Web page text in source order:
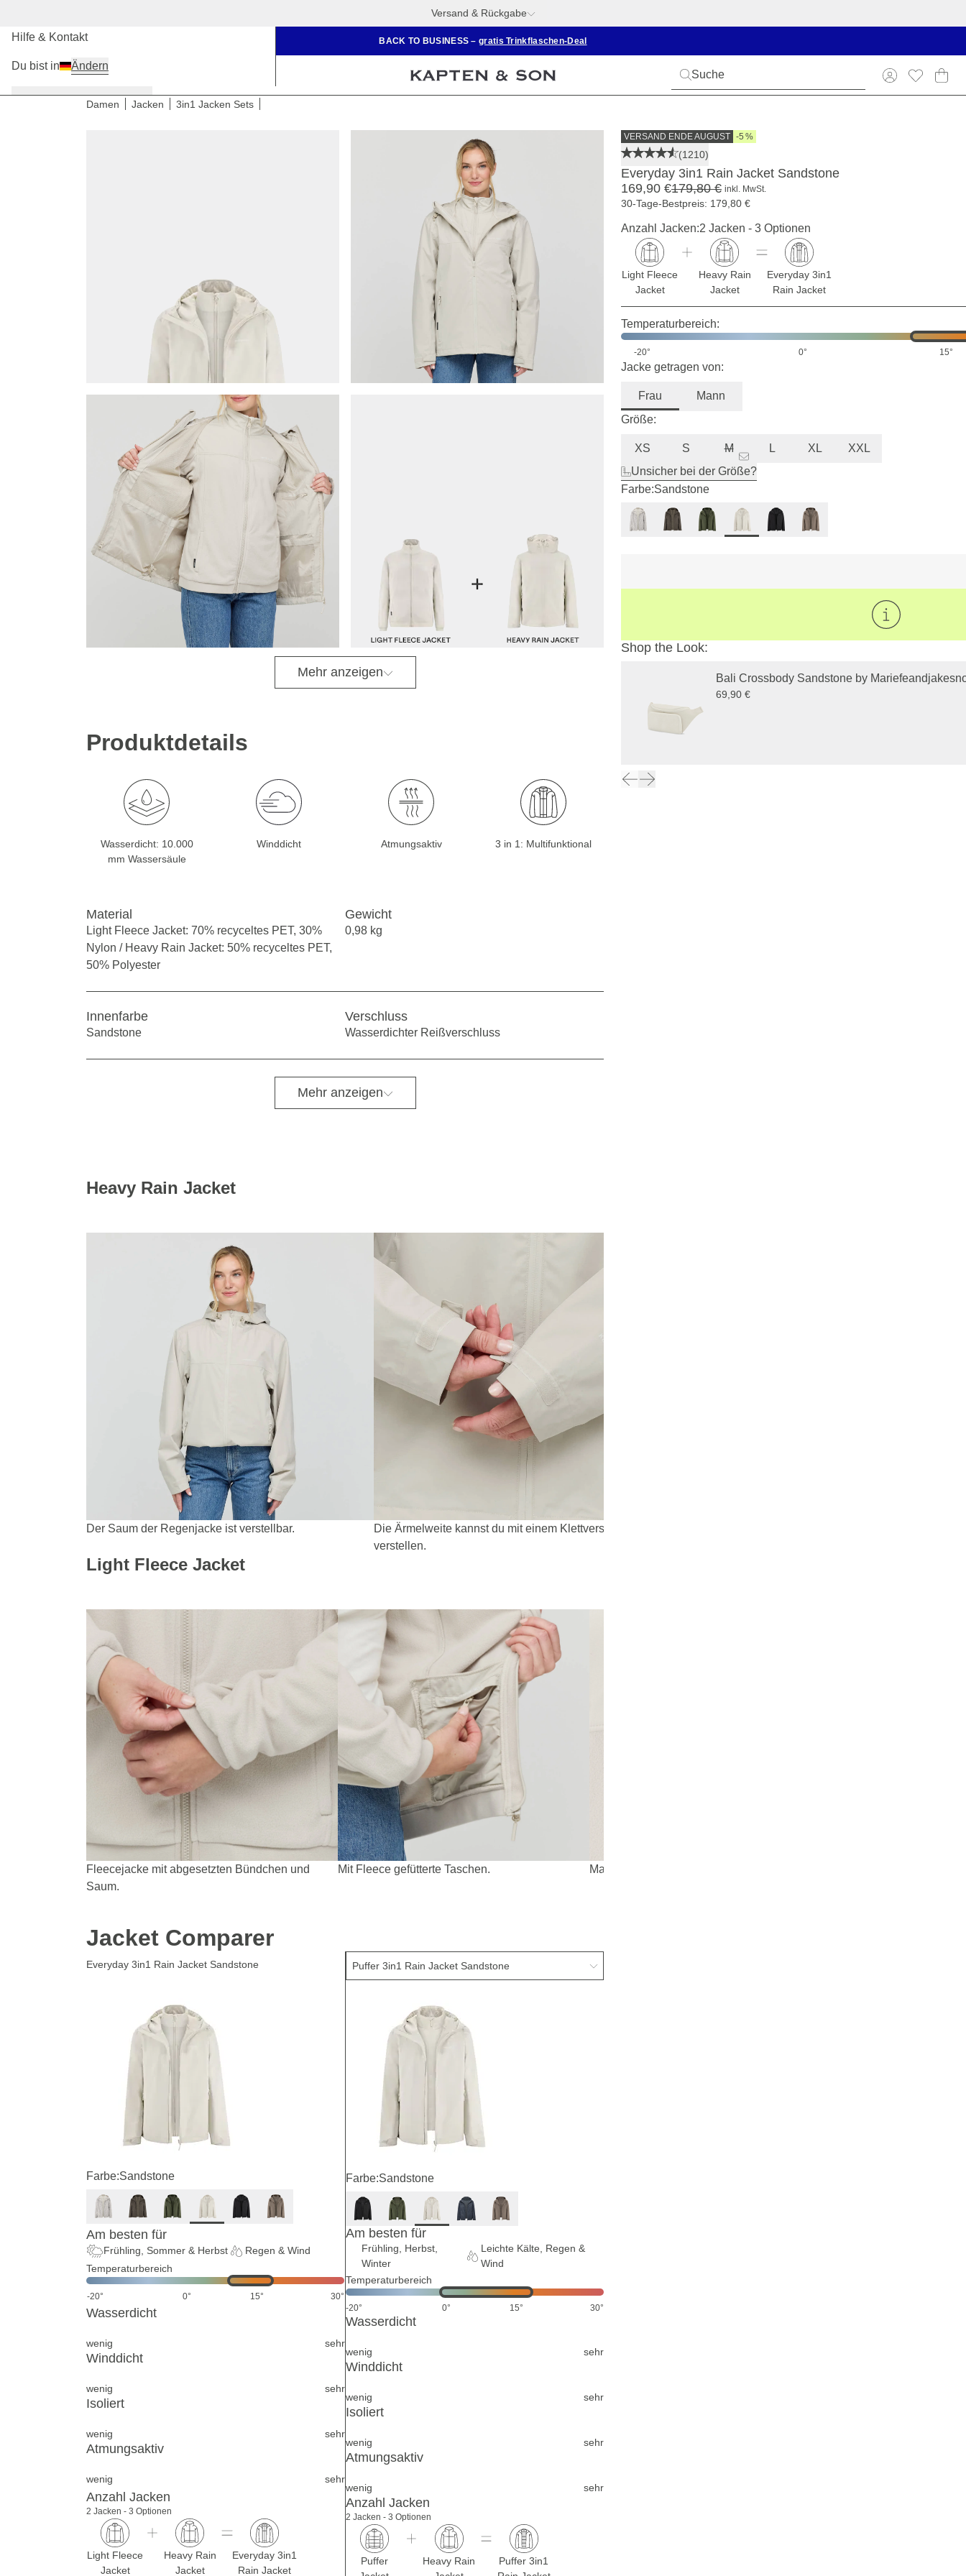
Versand & Rückgabe
BACK TO BUSINESS –gratis Trinkflaschen-Deal
Herren
Hilfe & Kontakt
Du bist in Ändern
Damen Jacken 3in1 Jacken Sets
Mehr anzeigen
VERSAND ENDE AUGUST -5 %
(1210)
Everyday 3in1 Rain Jacket Sandstone
169,90 €179,80 € inkl. MwSt.
30-Tage-Bestpreis: 179,80 €
Anzahl Jacken:2 Jacken - 3 Optionen
Light Fleece
Jacket
Heavy Rain
Jacket
Everyday 3in1
Rain Jacket
Temperaturbereich:
-20° 0° 15°
Jacke getragen von:
Frau
Mann
Größe:
XS S M L XL
XXL
Unsicher bei der Größe?
Farbe:Sandstone
Shop the Look:
Bali Crossbody Sandstone by
69,90 €
Produktdetails
Wasserdicht: 10.000
mm Wassersäule
Winddicht Atmungsaktiv 3 in 1: Multifunktional
Material
Light Fleece Jacket: 70% recyceltes PET, 30%
Nylon / Heavy Rain Jacket: 50% recyceltes PET,
50% Polyester
Gewicht
0,98 kg
Innenfarbe
Sandstone
Verschluss
Wasserdichter Reißverschluss
Mehr anzeigen
Heavy Rain Jacket
Der Saum der Regenjacke ist verstellbar.
Die Ärmelweite kannst du mit einem Klettverschluss
verstellen.
Light Fleece Jacket
Fleecejacke mit abgesetzten Bündchen und
Saum.
Mit Fleece gefütterte Taschen. Materialmix aus Fleece und Softshell.
Jacket Comparer
Everyday 3in1 Rain Jacket Sandstone
Farbe:Sandstone
Am besten für
Frühling, Sommer & Herbst
Regen & Wind
Temperaturbereich
-20° 0° 15° 30°
Wasserdicht
wenig sehr
Winddicht
wenig sehr
Isoliert
wenig sehr
Atmungsaktiv
wenig sehr
Anzahl Jacken
2 Jacken - 3 Optionen
Light Fleece
Jacket
Heavy Rain
Jacket
Everyday 3in1
Rain Jacket
Farbe:Sandstone
Am besten für
Frühling, Herbst,
Winter
Leichte Kälte, Regen &
Wind
Temperaturbereich
-20° 0° 15° 30°
Wasserdicht
wenig sehr
Winddicht
wenig sehr
Isoliert
wenig sehr
Atmungsaktiv
wenig sehr
Anzahl Jacken
2 Jacken - 3 Optionen
Puffer
Heavy Rain
Puffer 3in1